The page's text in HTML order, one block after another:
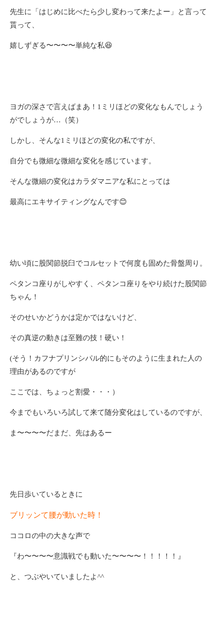
先生に「はじめに比べたら少し変わって来たよー」と言って
貰って、
嬉しずぎる〜〜〜〜単純な私😆
ヨガの深さで言えばまあ！1ミリほどの変化なもんでしょう
がでしょうが…（笑）
しかし、そんな1ミリほどの変化の私ですが、
自分でも微細な微細な変化を感じています。
そんな微細の変化はカラダマニアな私にとっては
最高にエキサイティングなんです😊
幼い頃に股関節脱臼でコルセットで何度も固めた骨盤周り。
ペタンコ座りがしやすく、ペタンコ座りをやり続けた股関節
ちゃん！
そのせいかどうかは定かではないけど、
その真逆の動きは至難の技！硬い！
(そう！カフナプリンシパル的にもそのように生まれた人の
理由があるのですが
ここでは、ちょっと割愛・・・）
今までもいろいろ試して来て随分変化はしているのですが、
ま〜〜〜〜だまだ、先はあるー
先日歩いているときに
ブリッンて腰が動いた時！
ココロの中の大きな声で
『わ〜〜〜〜意識戦でも動いた〜〜〜〜！！！！！』
と、つぶやいていましたよ^^